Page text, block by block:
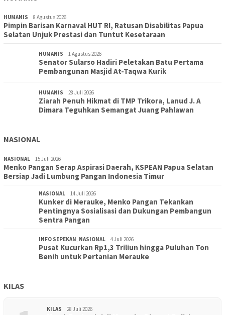
HUMANIS 8 Agustus 2026
Pimpin Barisan Karnaval HUT RI, Ratusan Disabilitas Papua
Selatan Unjuk Prestasi dan Tuntut Kesetaraan
HUMANIS 1 Agustus 2026
Senator Sularso Hadiri Peletakan Batu Pertama
Pembangunan Masjid At-Taqwa Kurik
HUMANIS 28 Juli 2026
Ziarah Penuh Hikmat di TMP Trikora, Lanud J. A
Dimara Teguhkan Semangat Juang Pahlawan
NASIONAL
NASIONAL 15 Juli 2026
Menko Pangan Serap Aspirasi Daerah, KSPEAN Papua Selatan
Bersiap Jadi Lumbung Pangan Indonesia Timur
NASIONAL 14 Juli 2026
Kunker di Merauke, Menko Pangan Tekankan
Pentingnya Sosialisasi dan Dukungan Pembangun
Sentra Pangan
INFO SEPEKAN, NASIONAL 4 Juli 2026
Pusat Kucurkan Rp1,3 Triliun hingga Puluhan Ton
Benih untuk Pertanian Merauke
KILAS
KILAS 28 Juli 2026